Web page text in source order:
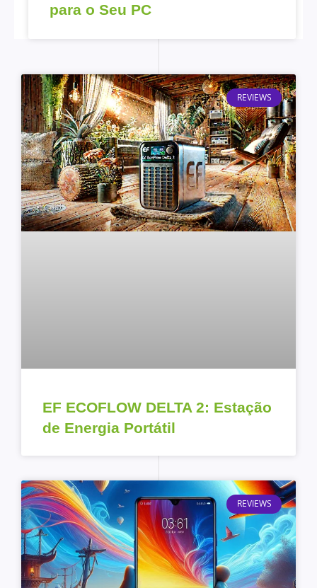
para o Seu PC
REVIEWS
EF ECOFLOW DELTA 2: Estação
de Energia Portátil
REVIEWS